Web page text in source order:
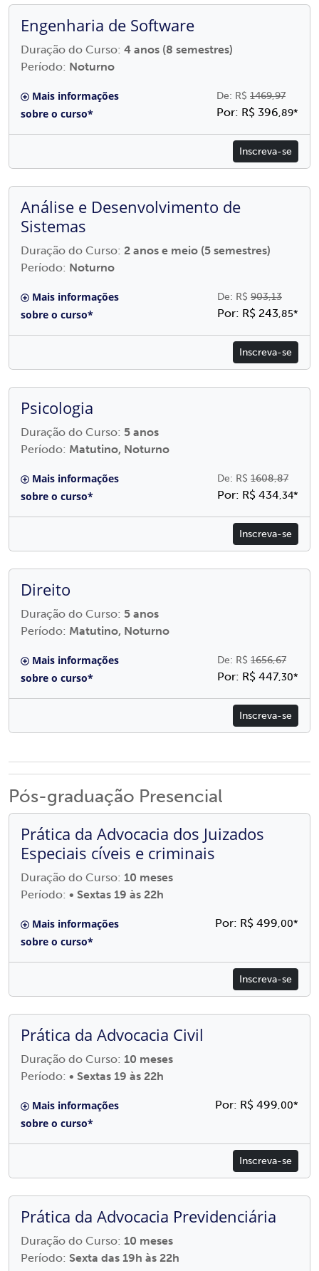
Engenharia de Software
Duração do Curso: 4 anos (8 semestres)
Período: Noturno
Mais informações
sobre o curso*
De: R$ 1469,97
Por: R$ 396,89*
Inscreva-se
Análise e Desenvolvimento de
Sistemas
Duração do Curso: 2 anos e meio (5 semestres)
Período: Noturno
Mais informações
sobre o curso*
De: R$ 903,13
Por: R$ 243,85*
Inscreva-se
Psicologia
Duração do Curso: 5 anos
Período: Matutino, Noturno
Mais informações
sobre o curso*
De: R$ 1608,87
Por: R$ 434,34*
Inscreva-se
Direito
Duração do Curso: 5 anos
Período: Matutino, Noturno
Mais informações
sobre o curso*
De: R$ 1656,67
Por: R$ 447,30*
Inscreva-se
Pós-graduação Presencial
Prática da Advocacia dos Juizados
Especiais cíveis e criminais
Duração do Curso: 10 meses
Período: • Sextas 19 às 22h
Mais informações
sobre o curso*
Por: R$ 499,00*
Inscreva-se
Prática da Advocacia Civil
Duração do Curso: 10 meses
Período: • Sextas 19 às 22h
Mais informações
sobre o curso*
Por: R$ 499,00*
Inscreva-se
Prática da Advocacia Previdenciária
Duração do Curso: 10 meses
Período: Sexta das 19h às 22h